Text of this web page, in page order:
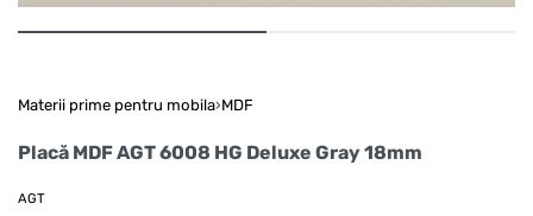
Materii prime pentru mobila›MDF
Placă MDF AGT 6008 HG Deluxe Gray 18mm
AGT